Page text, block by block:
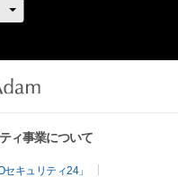
ィ事業について
キュリティ24」